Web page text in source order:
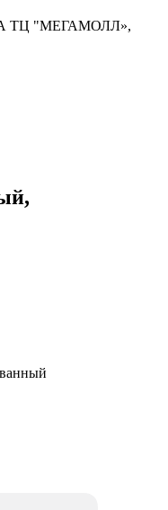
ТЦ "МЕГАМОЛЛ»,